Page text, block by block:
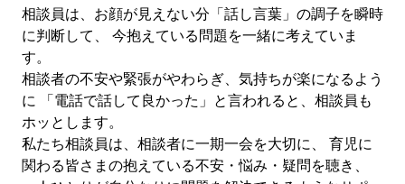
相談員は、お顔が見えない分「話し言葉」の調子を瞬時
に判断して、 今抱えている問題を一緒に考えていま
す。
相談者の不安や緊張がやわらぎ、気持ちが楽になるよう
に 「電話で話して良かった」と言われると、相談員も
ホッとします。
私たち相談員は、相談者に一期一会を大切に、 育児に
関わる皆さまの抱えている不安・悩み・疑問を聴き、